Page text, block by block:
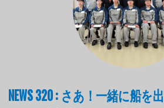
NEWS 320 : さあ！一緒に船を